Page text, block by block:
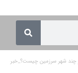
چند شهر سرزمین